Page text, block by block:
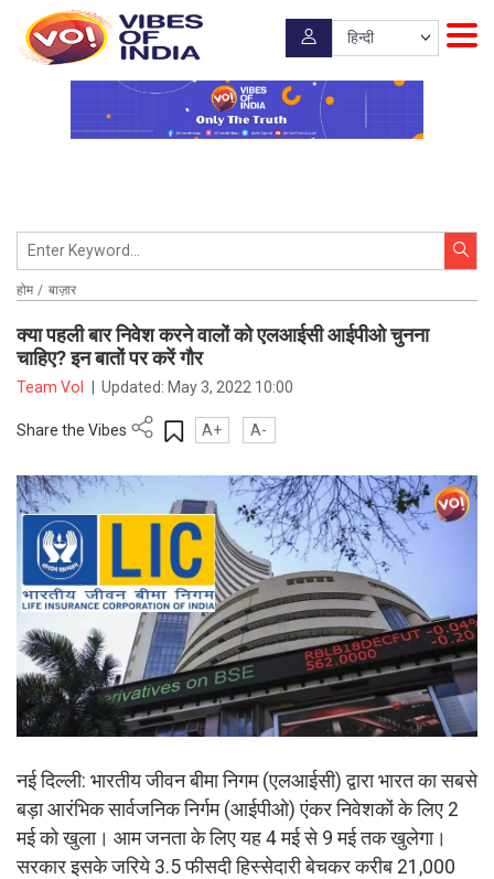
होम बाज़ार
क्या पहली बार निवेश करने वालों को एलआईसी आईपीओ चुनना
चाहिए? इन बातों पर करें गौर
Team VoI Updated: May 3, 2022 10:00
Share the Vibes A+ A-
नई दिल्ली: भारतीय जीवन बीमा निगम (एलआईसी) द्वारा भारत का सबसे
बड़ा आरंभिक सार्वजनिक निर्गम (आईपीओ) एंकर निवेशकों के लिए 2
मई को खुला। आम जनता के लिए यह 4 मई से 9 मई तक खुलेगा।
सरकार इसके जरिये 3.5 फीसदी हिस्सेदारी बेचकर करीब 21,000